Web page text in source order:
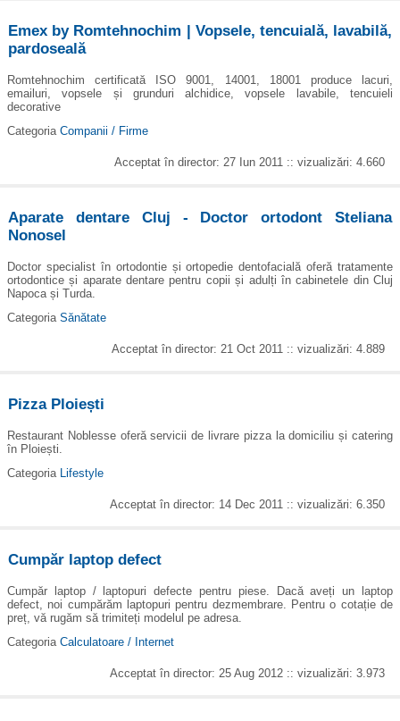
Emex by Romtehnochim | Vopsele, tencuială, lavabilă,
pardoseală
Romtehnochim certificată ISO 9001, 14001, 18001 produce lacuri,
emailuri, vopsele și grunduri alchidice, vopsele lavabile, tencuieli
decorative
Categoria Companii / Firme
Acceptat în director: 27 Iun 2011 :: vizualizări: 4.660
Aparate dentare Cluj - Doctor ortodont Steliana
Nonosel
Doctor specialist în ortodontie și ortopedie dentofacială oferă tratamente
ortodontice și aparate dentare pentru copii și adulți în cabinetele din Cluj
Napoca și Turda.
Categoria Sănătate
Acceptat în director: 21 Oct 2011 :: vizualizări: 4.889
Pizza Ploiești
Restaurant Noblesse oferă servicii de livrare pizza la domiciliu și catering
în Ploiești.
Categoria Lifestyle
Acceptat în director: 14 Dec 2011 :: vizualizări: 6.350
Cumpăr laptop defect
Cumpăr laptop / laptopuri defecte pentru piese. Dacă aveți un laptop
defect, noi cumpărăm laptopuri pentru dezmembrare. Pentru o cotație de
preț, vă rugăm să trimiteți modelul pe adresa.
Categoria Calculatoare / Internet
Acceptat în director: 25 Aug 2012 :: vizualizări: 3.973